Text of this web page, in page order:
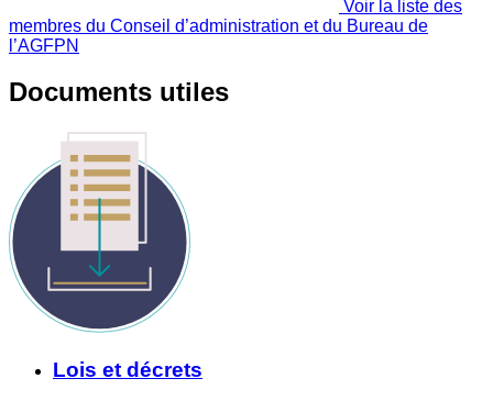
Voir la liste des
membres du Conseil d’administration et du Bureau de
l’AGFPN
Documents utiles
Lois et décrets